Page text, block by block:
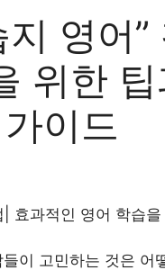
영어
위한
이드
| 효과적인 영어 학습
이 고민하는 것은 어